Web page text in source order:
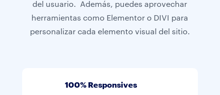
del usuario. Además, puedes aprovechar
herramientas como Elementor o DIVI para
personalizar cada elemento visual del sitio.
100% Responsives